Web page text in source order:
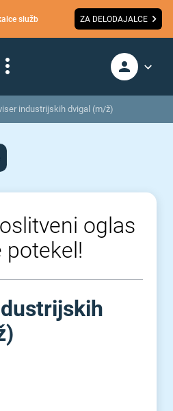
služb ZA DELODAJALCE
industrijskih dvigal (m/ž)
oglas
potekel!